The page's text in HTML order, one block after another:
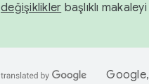
değişiklikler başlıklı